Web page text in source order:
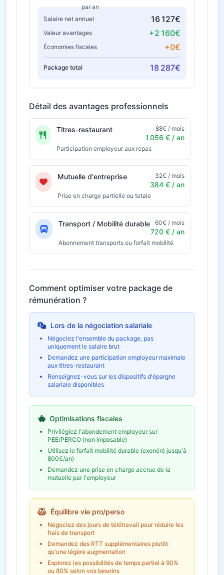
par an
Salaire net annuel
16 127€
Valeur avantages +2 160€
Économies fiscales +0€
Package total 18 287€
Détail des avantages professionnels
Titres-restaurant 88€ / mois
1 056 € / an
Participation employeur aux repas
Mutuelle d'entreprise 32€ / mois
384 € / an
Prise en charge partielle ou totale
Transport / Mobilité durable 60€ / mois
720 € / an
Abonnement transports ou forfait mobilité
Comment optimiser votre package de
rémunération ?
Lors de la négociation salariale
Négociez l'ensemble du package, pas
uniquement le salaire brut
Demandez une participation employeur maximale
aux titres-restaurant
Renseignez-vous sur les dispositifs d'épargne
salariale disponibles
Optimisations fiscales
Privilégiez l'abondement employeur sur
PEE/PERCO (non imposable)
Utilisez le forfait mobilité durable (exonéré jusqu'à
800€/an)
Demandez une prise en charge accrue de la
mutuelle par l'employeur
Équilibre vie pro/perso
Négociez des jours de télétravail pour réduire les
frais de transport
Demandez des RTT supplémentaires plutôt
qu'une légère augmentation
Explorez les possibilités de temps partiel à 90%
ou 80% selon vos besoins